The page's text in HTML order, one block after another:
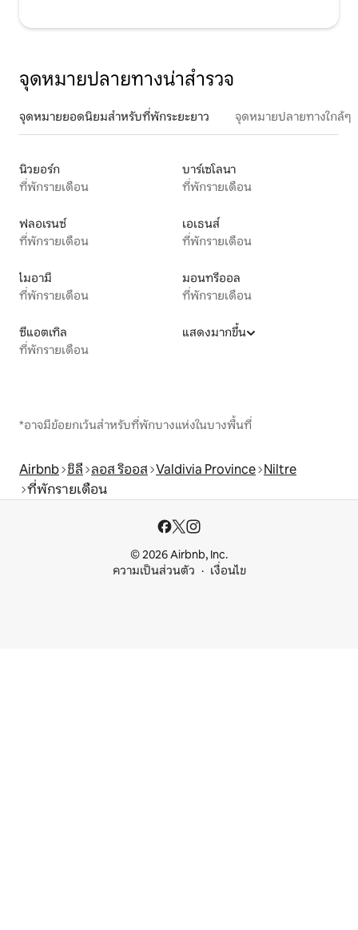
จุดหมายปลายทางน่าสำรวจ
จุดหมายยอดนิยมสำหรับที่พักระยะยาว จุดหมายปลายทางใกล้ๆ
นิวยอร์ก
ที่พักรายเดือน
บาร์เซโลนา
ที่พักรายเดือน
ฟลอเรนซ์
ที่พักรายเดือน
เอเธนส์
ที่พักรายเดือน
ไมอามี
ที่พักรายเดือน
มอนทรีออล
ที่พักรายเดือน
ซีแอตเทิล
ที่พักรายเดือน
แสดงมากขึ้น
*อาจมีข้อยกเว้นสำหรับที่พักบางแห่งในบางพื้นที่
Airbnb ชิลี ลอส ริออส Valdivia Province Niltre
ที่พักรายเดือน
© 2026 Airbnb, Inc.
ความเป็นส่วนตัว
เงื่อนไข